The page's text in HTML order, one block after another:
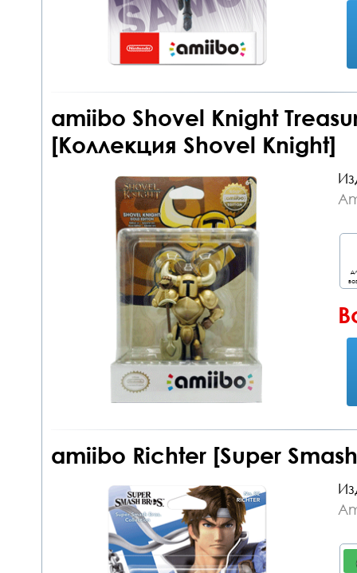
amiibo Shovel Knight
[Коллекция Shovel Knight]
amiibo Richter [Super